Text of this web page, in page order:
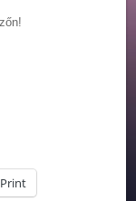
Print